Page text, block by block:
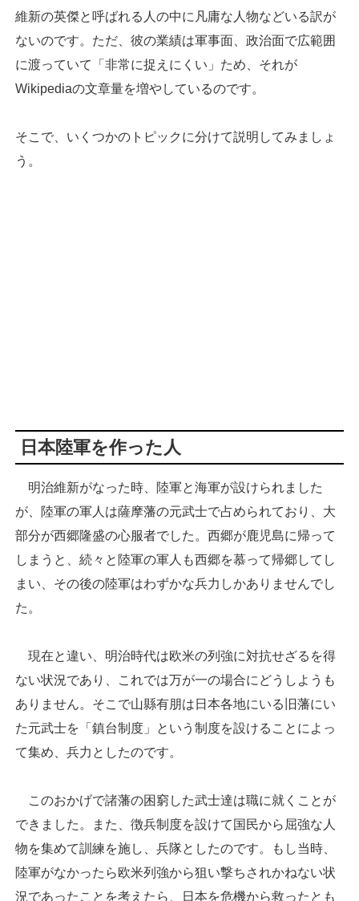
維新の英傑と呼ばれる人の中に凡庸な人物などいる訳が
ないのです。ただ、彼の業績は軍事面、政治面で広範囲
に渡っていて「非常に捉えにくい」ため、それが
Wikipediaの文章量を増やしているのです。
そこで、いくつかのトピックに分けて説明してみましょ
う。
日本陸軍を作った人
明治維新がなった時、陸軍と海軍が設けられました
が、陸軍の軍人は薩摩藩の元武士で占められており、大
部分が西郷隆盛の心服者でした。西郷が鹿児島に帰って
しまうと、続々と陸軍の軍人も西郷を慕って帰郷してし
まい、その後の陸軍はわずかな兵力しかありませんでし
た。
現在と違い、明治時代は欧米の列強に対抗せざるを得
ない状況であり、これでは万が一の場合にどうしようも
ありません。そこで山縣有朋は日本各地にいる旧藩にい
た元武士を「鎮台制度」という制度を設けることによっ
て集め、兵力としたのです。
このおかげで諸藩の困窮した武士達は職に就くことが
できました。また、徴兵制度を設けて国民から屈強な人
物を集めて訓練を施し、兵隊としたのです。もし当時、
陸軍がなかったら欧米列強から狙い撃ちされかねない状
況であったことを考えたら、日本を危機から救ったとも